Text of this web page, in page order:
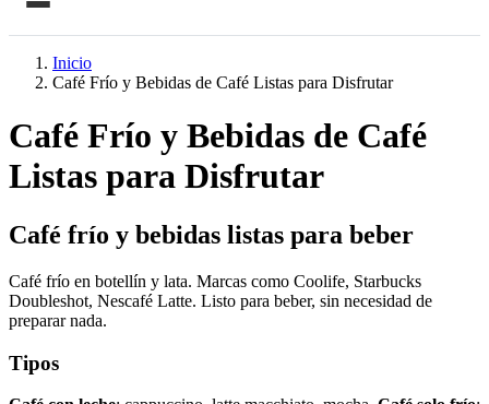
Inicio
Café Frío y Bebidas de Café Listas para Disfrutar
Café Frío y Bebidas de Café
Listas para Disfrutar
Café frío y bebidas listas para beber
Café frío en botellín y lata. Marcas como Coolife, Starbucks
Doubleshot, Nescafé Latte. Listo para beber, sin necesidad de
preparar nada.
Tipos